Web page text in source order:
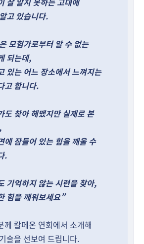
고 있습니다.
모험가로부터 알 수 없는
되는데,
있는 어느 장소에서 느껴지는
고 합니다.
도 찾아 헤맸지만 실제로 본
에 잠들어 있는 힘을 깨울 수
.
기억하지 않는 시련을 찾아,
힘을 깨워보세요”
께 칼페온 연회에서 소개해
술을 선보여 드립니다.